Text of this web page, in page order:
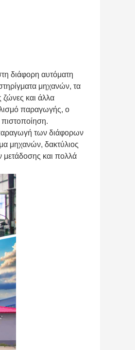
διάφορη αυτόματη
μηχανών, τα
ζώνες και άλλα
παραγωγής, ο
των διάφορων
μηχανών, δακτύλιος
μετάδοσης και πολλά